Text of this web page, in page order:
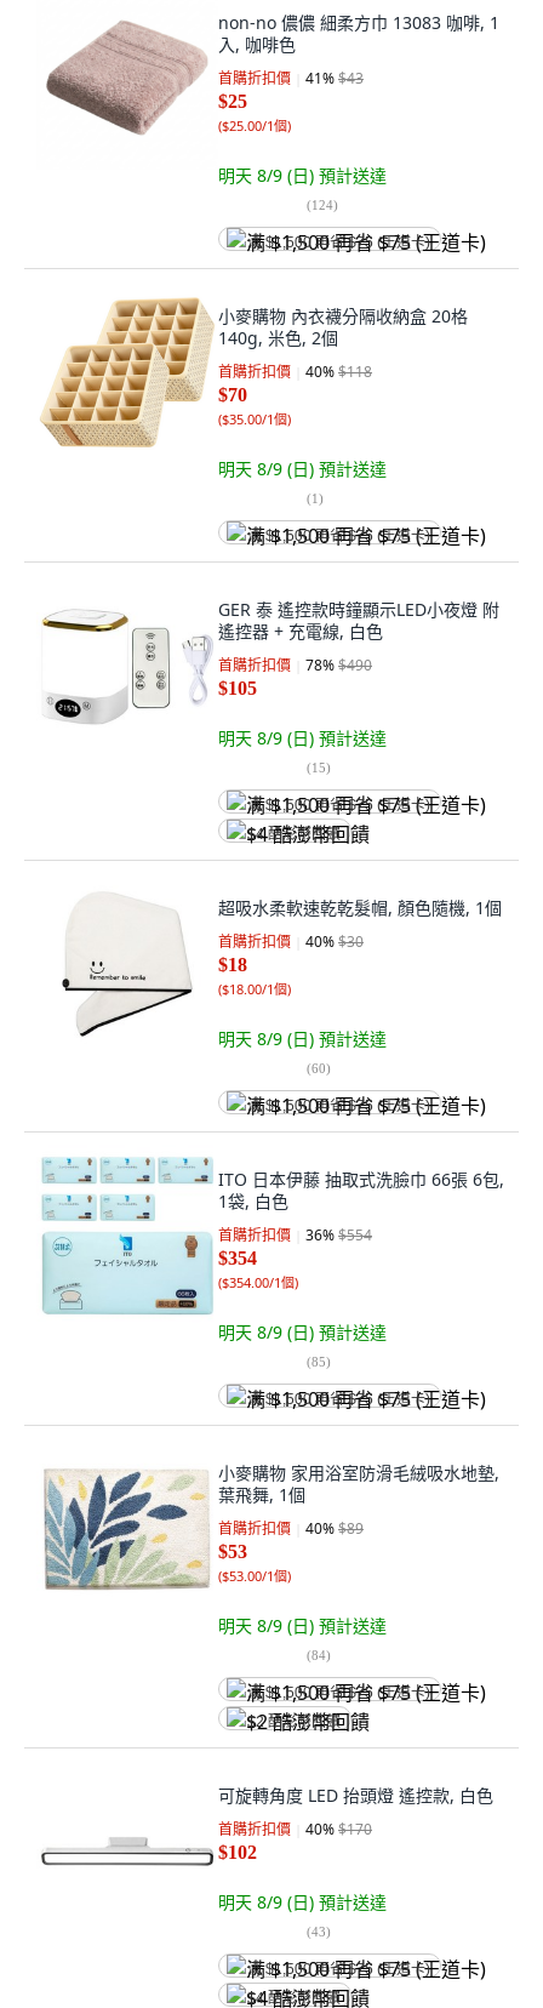
non-no 儂儂 細柔方巾 13083 咖啡, 1
入, 咖啡色
首購折扣價 41%$43
$25
($25.00/1個)
明天 8/9 (日) 預計送達
(124)
满 $1,500 再省 $75 (王道卡)
小麥購物 內衣襪分隔收納盒 20格
140g, 米色, 2個
首購折扣價 40%$118
$70
($35.00/1個)
明天 8/9 (日) 預計送達
(1)
满 $1,500 再省 $75 (王道卡)
GER 泰 遙控款時鐘顯示LED小夜燈 附
遙控器 + 充電線, 白色
首購折扣價 78%$490
$105
明天 8/9 (日) 預計送達
(15)
满 $1,500 再省 $75 (王道卡)
$4 酷澎幣回饋
超吸水柔軟速乾乾髮帽, 顏色隨機, 1個
首購折扣價 40%$30
$18
($18.00/1個)
明天 8/9 (日) 預計送達
(60)
满 $1,500 再省 $75 (王道卡)
ITO 日本伊藤 抽取式洗臉巾 66張 6包,
1袋, 白色
首購折扣價 36%$554
$354
($354.00/1個)
明天 8/9 (日) 預計送達
(85)
满 $1,500 再省 $75 (王道卡)
小麥購物 家用浴室防滑毛絨吸水地墊,
葉飛舞, 1個
首購折扣價 40%$89
$53
($53.00/1個)
明天 8/9 (日) 預計送達
(84)
满 $1,500 再省 $75 (王道卡)
$2 酷澎幣回饋
可旋轉角度 LED 抬頭燈 遙控款, 白色
首購折扣價 40%$170
$102
明天 8/9 (日) 預計送達
(43)
满 $1,500 再省 $75 (王道卡)
$4 酷澎幣回饋